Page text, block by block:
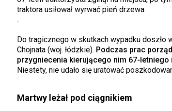
traktora usiłował wyrwać pień drzewa
.
Do tragicznego w skutkach wypadku
Chojnata (woj. łódzkie). Podczas prac
przygniecenia kierującego nim 67-letniego
Niestety, nie udało się uratować
Martwy leżał pod ciągnikiem